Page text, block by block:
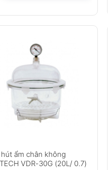
ẩm chân không
VDR-30G (20L/ 0.7)